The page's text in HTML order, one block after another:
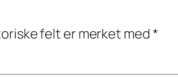
felt er merket med*